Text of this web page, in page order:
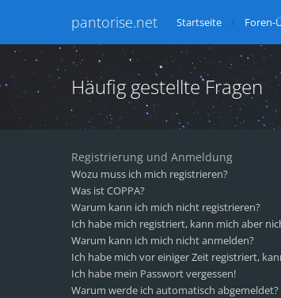
pantorise.net Startseite Foren-
Häufig gestellte Fragen
Registrierung und Anmeldung
Wozu muss ich mich registrieren?
Was ist COPPA?
Warum kann ich mich nicht registrieren?
Ich habe mich registriert, kann mich aber
Warum kann ich mich nicht anmelden?
Ich habe mich vor einiger Zeit registriert,
Ich habe mein Passwort vergessen!
Warum werde ich automatisch abgemeldet?